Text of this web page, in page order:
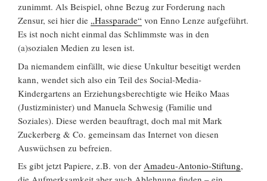
zunimmt. Als Beispiel, ohne Bezug zur Forderung nach
Zensur, sei hier die „Hassparade“ von Enno Lenze aufgeführt.
Es ist noch nicht einmal das Schlimmste was in den
(a)sozialen Medien zu lesen ist.
Da niemandem einfällt, wie diese Unkultur beseitigt werden
kann, wendet sich also ein Teil des Social-Media-
Kindergartens an Erziehungsberechtigte wie Heiko Maas
(Justizminister) und Manuela Schwesig (Familie und
Soziales). Diese werden beauftragt, doch mal mit Mark
Zuckerberg & Co. gemeinsam das Internet von diesen
Auswüchsen zu befreien.
Es gibt jetzt Papiere, z.B. von der Amadeu-Antonio-Stiftung,